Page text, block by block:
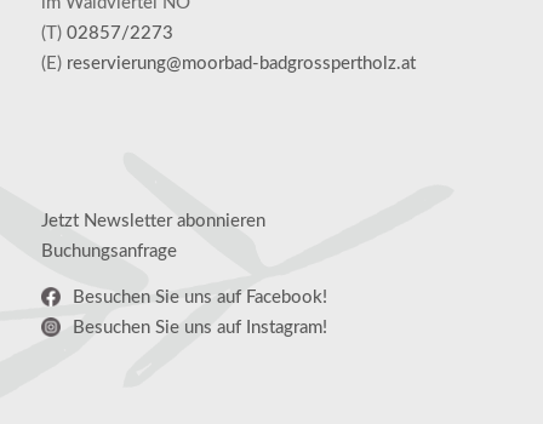
(T) 02857/2273
(E) reservierung@moorbad-badgrosspertholz.at
Jetzt Newsletter abonnieren
Buchungsanfrage
Besuchen Sie uns auf Facebook!
Besuchen Sie uns auf Instagram!